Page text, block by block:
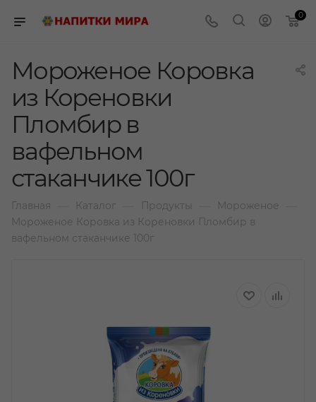
0
Мороженое Коровка
из Кореновки
Пломбир в
вафельном
стаканчике 100г
Главная Каталог Продукты Мороженое
Мороженое Коровка из Кореновки Пломбир в
вафельном стаканчике 100г